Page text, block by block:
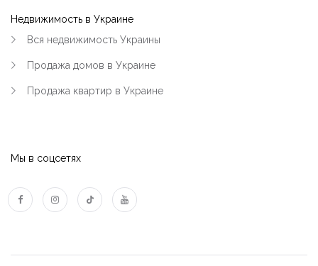
Недвижимость в Украине
Вся недвижимость Украины
Продажа домов в Украине
Продажа квартир в Украине
Мы в соцсетях